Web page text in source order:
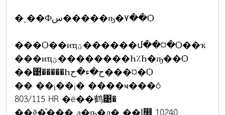
�ͺ��Фس�����ҧ�٧��Ѻ
���Ѻ��иҵؾ������մ��¤�Ѻ��ҡ
���иҵؾ��������Һ٪Һ�ҧ��Ѻ
��͹�����Һح�ء�ح���¤�Ѻ
�� ��¡��¡� ����ҹ���õ
803/115 HR �ë��鹤͹�